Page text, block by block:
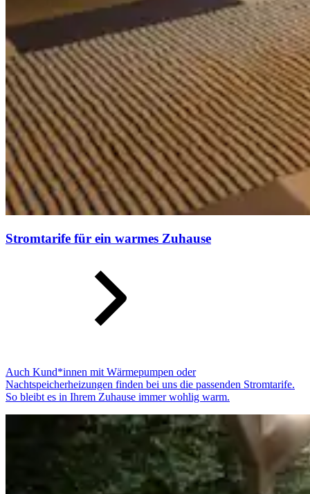
Stromtarife für ein warmes Zuhause
Auch Kund*innen mit Wärmepumpen oder
Nachtspeicherheizungen finden bei uns die passenden Stromtarife.
So bleibt es in Ihrem Zuhause immer wohlig warm.